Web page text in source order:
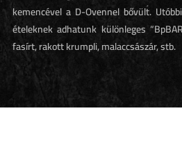
kemencével a D-Ovennel bővült.
ételeknek adhatunk különleges
fasírt, rakott krumpli, malaccsászár, stb.